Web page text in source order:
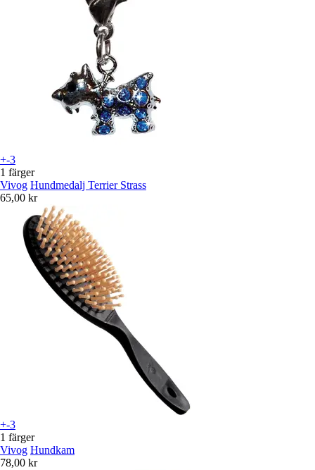
+-3
1 färger
Vivog Hundmedalj Terrier Strass
65,00 kr
+-3
1 färger
Vivog Hundkam
78,00 kr